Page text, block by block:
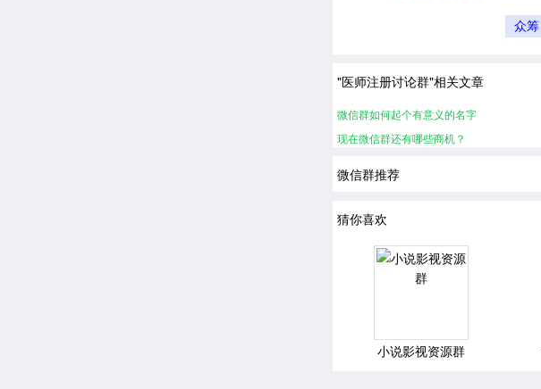
众筹
"医师注册讨论群"相关文章
微信群如何起个有意义的名字
现在微信群还有哪些商机？
微信群推荐
猜你喜欢
小说影视资源群